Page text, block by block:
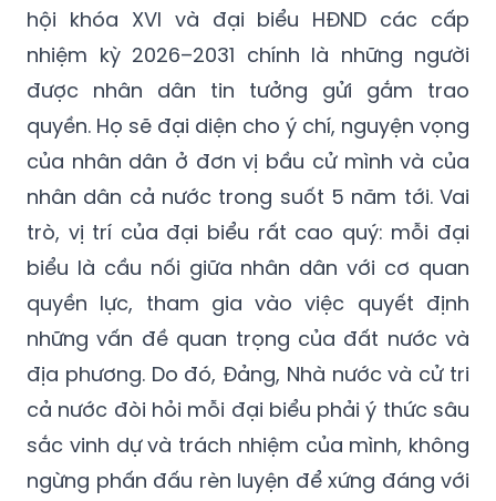
hội khóa XVI và đại biểu HĐND các cấp
nhiệm kỳ 2026–2031 chính là những người
được nhân dân tin tưởng gửi gắm trao
quyền. Họ sẽ đại diện cho ý chí, nguyện vọng
của nhân dân ở đơn vị bầu cử mình và của
nhân dân cả nước trong suốt 5 năm tới. Vai
trò, vị trí của đại biểu rất cao quý: mỗi đại
biểu là cầu nối giữa nhân dân với cơ quan
quyền lực, tham gia vào việc quyết định
những vấn đề quan trọng của đất nước và
địa phương. Do đó, Đảng, Nhà nước và cử tri
cả nước đòi hỏi mỗi đại biểu phải ý thức sâu
sắc vinh dự và trách nhiệm của mình, không
ngừng phấn đấu rèn luyện để xứng đáng với